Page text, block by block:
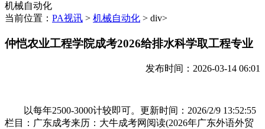
机械自动化
当前位置： PA视讯 > 机械自动化 > div>
仲恺农业工程学院成考2026给排水科学取工程专业
发布时间：2026-03-14 06:01
以每年2500-3000计较即可。更新时间：2026/2/9 13:52:55
栏目：广东成考来历：大牛成考网阅读(2026年广东外语外贸